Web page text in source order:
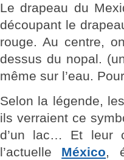
Le drapeau du
découpant le
rouge. Au centre,
dessus du nopal.
même sur l’eau.
Selon la légende,
ils verraient ce
d’un lac… Et leur
l’actuelle México,